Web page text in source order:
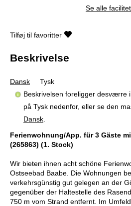
Se alle
Tilføj til favoritter
Beskrivelse
Dansk
Tysk
Beskrivelsen foreligger desværre
på Tysk nedenfor, eller se den
Dansk
Ferienwohnung/App. für 3 Gäste
(265863) (1. Stock)
Wir bieten ihnen acht schöne
Ostseebad Baabe. Die Wohnungen
verkehrsgünstig gut gelegen an der
gegenüber der Haltestelle des
750 m vom Strand entfernt. Im